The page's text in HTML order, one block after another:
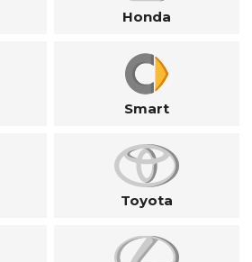
Honda
Smart
Toyota